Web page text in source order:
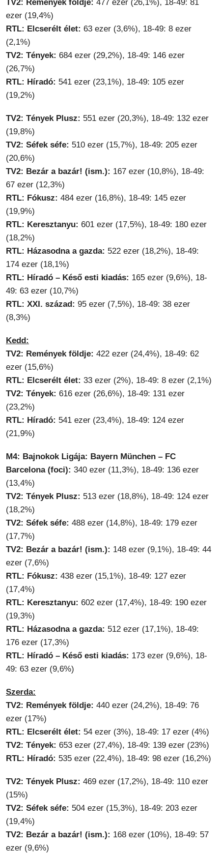
TV2: Remények földje: 477 ezer (26,1%), 18-49: 81
ezer (19,4%)
RTL: Elcserélt élet: 63 ezer (3,6%), 18-49: 8 ezer
(2,1%)
TV2: Tények: 684 ezer (29,2%), 18-49: 146 ezer
(26,7%)
RTL: Híradó: 541 ezer (23,1%), 18-49: 105 ezer
(19,2%)
TV2: Tények Plusz: 551 ezer (20,3%), 18-49: 132 ezer
(19,8%)
TV2: Séfek séfe: 510 ezer (15,7%), 18-49: 205 ezer
(20,6%)
TV2: Bezár a bazár! (ism.): 167 ezer (10,8%), 18-49:
67 ezer (12,3%)
RTL: Fókusz: 484 ezer (16,8%), 18-49: 145 ezer
(19,9%)
RTL: Keresztanyu: 601 ezer (17,5%), 18-49: 180 ezer
(18,2%)
RTL: Házasodna a gazda: 522 ezer (18,2%), 18-49:
174 ezer (18,1%)
RTL: Híradó – Késő esti kiadás: 165 ezer (9,6%), 18-
49: 63 ezer (10,7%)
RTL: XXI. század: 95 ezer (7,5%), 18-49: 38 ezer
(8,3%)
Kedd:
TV2: Remények földje: 422 ezer (24,4%), 18-49: 62
ezer (15,6%)
RTL: Elcserélt élet: 33 ezer (2%), 18-49: 8 ezer (2,1%)
TV2: Tények: 616 ezer (26,6%), 18-49: 131 ezer
(23,2%)
RTL: Híradó: 541 ezer (23,4%), 18-49: 124 ezer
(21,9%)
M4: Bajnokok Ligája: Bayern München – FC
Barcelona (foci): 340 ezer (11,3%), 18-49: 136 ezer
(13,4%)
TV2: Tények Plusz: 513 ezer (18,8%), 18-49: 124 ezer
(18,2%)
TV2: Séfek séfe: 488 ezer (14,8%), 18-49: 179 ezer
(17,7%)
TV2: Bezár a bazár! (ism.): 148 ezer (9,1%), 18-49: 44
ezer (7,6%)
RTL: Fókusz: 438 ezer (15,1%), 18-49: 127 ezer
(17,4%)
RTL: Keresztanyu: 602 ezer (17,4%), 18-49: 190 ezer
(19,3%)
RTL: Házasodna a gazda: 512 ezer (17,1%), 18-49:
176 ezer (17,3%)
RTL: Híradó – Késő esti kiadás: 173 ezer (9,6%), 18-
49: 63 ezer (9,6%)
Szerda:
TV2: Remények földje: 440 ezer (24,2%), 18-49: 76
ezer (17%)
RTL: Elcserélt élet: 54 ezer (3%), 18-49: 17 ezer (4%)
TV2: Tények: 653 ezer (27,4%), 18-49: 139 ezer (23%)
RTL: Híradó: 535 ezer (22,4%), 18-49: 98 ezer (16,2%)
TV2: Tények Plusz: 469 ezer (17,2%), 18-49: 110 ezer
(15%)
TV2: Séfek séfe: 504 ezer (15,3%), 18-49: 203 ezer
(19,4%)
TV2: Bezár a bazár! (ism.): 168 ezer (10%), 18-49: 57
ezer (9,6%)